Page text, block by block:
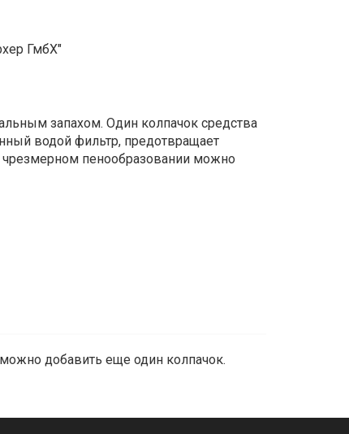
ГмбХ"
запахом. Один колпачок средства
водой фильтр, предотвращает
пенообразовании можно
добавить еще один колпачок.